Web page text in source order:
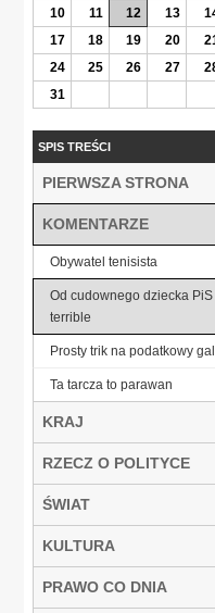
10
11 12 13
17
18 19 20
24
25 26 27
31
SPIS TREŚCI
PIERWSZA STRONA
KOMENTARZE
Obywatel tenisista
Od cudownego dziecka
terrible
Prosty trik na podatkowy
Ta tarcza to parawan
KRAJ
RZECZ O POLITYCE
ŚWIAT
KULTURA
PRAWO CO DNIA